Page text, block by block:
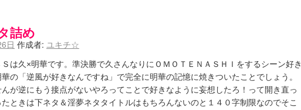
詰め
日 作成者: ユキチ☆
は久×明華です。準決勝で久さんなりにＯＭＯＴＥＮＡＳＨＩをするシーン好き
の「逆風が好きなんですね」で完全に明華の記憶に焼きついたことでしょう。
が逆にもう接点がないやろってことで好きなように妄想したろ！って開き直っ
ときは下ネタ＆淫夢ネタタイトルはもちろんないのと１４０字制限なのでそこ